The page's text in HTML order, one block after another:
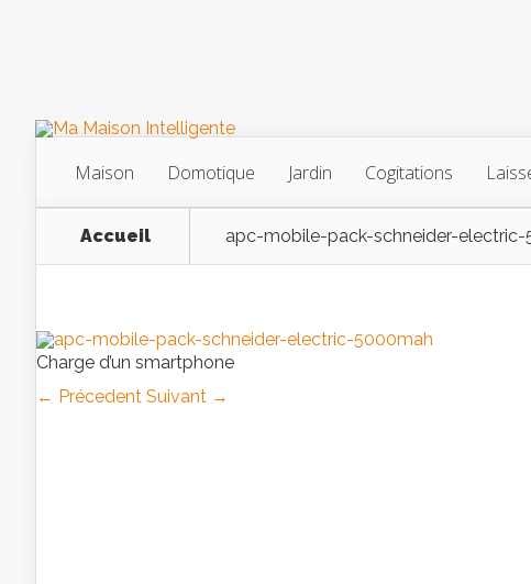
Maison Domotique Jardin Cogitations
Accueil apc-mobile-pack-schneider-electric-
Charge d’un smartphone
← Précedent Suivant →